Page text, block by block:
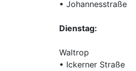
• Johannesstraße
Dienstag:
Waltrop
• Ickerner Straße